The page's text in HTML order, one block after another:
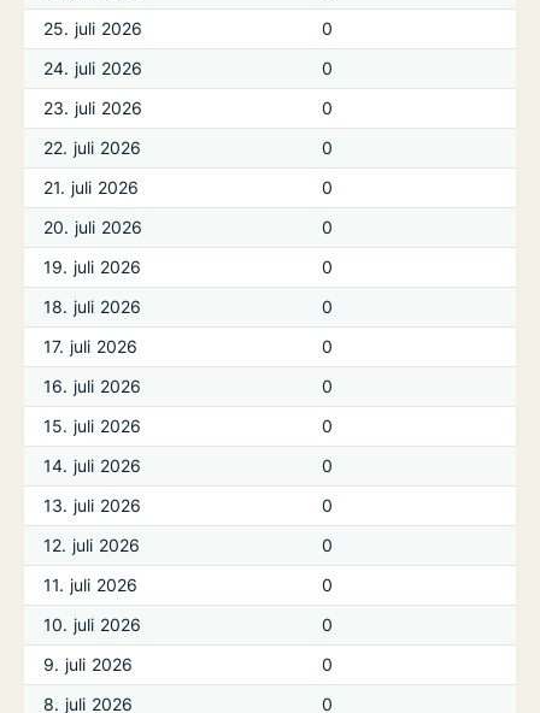
25. juli 2026
0
24. juli 2026
0
23. juli 2026
0
22. juli 2026
0
21. juli 2026
0
20. juli 2026
0
19. juli 2026
0
18. juli 2026
0
17. juli 2026
0
16. juli 2026
0
15. juli 2026
0
14. juli 2026
0
13. juli 2026
0
12. juli 2026
0
11. juli 2026
0
10. juli 2026
0
9. juli 2026
0
8. juli 2026
0